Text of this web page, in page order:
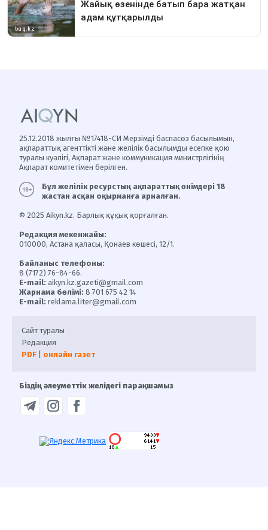
25.12.2018 жылғы №17418-СИ Мерзімді баспасөз басылымын,
ақпараттық агенттікті және желілік басылымды есепке қою
туралы куәлігі, Ақпарат және коммуникация министрлігінің
Ақпарат комитетімен берілген.
Бұл желілік ресурстың ақпараттық өнімдері 18
жастан асқан оқырманға арналған.
© 2025 Aikyn.kz. Барлық құқық қорғалған.
Редакция мекенжайы:
010000, Астана қаласы, Қонаев көшесі, 12/1.
Байланыс телефоны:
8 (7172) 76-84-66.
E-mail: aikyn.kz.gazeti@gmail.com
Жарнама бөлімі: 8 701 675 42 14
E-mail: reklama.liter@gmail.com
Сайт туралы
Редакция
PDF | онлайн газет
Біздің әлеуметтік желідегі парақшамыз